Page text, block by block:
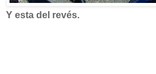
Y esta del revés.